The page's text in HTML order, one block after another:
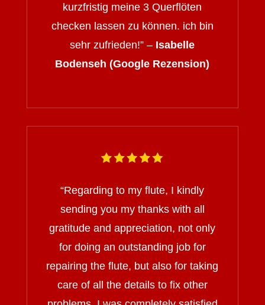
kurzfristig meine 3 Querflöten
checken lassen zu können. ich bin
sehr zufrieden!” – Isabelle
Bodenseh (Google Rezension)
“Regarding to my flute, I kindly
sending you my thanks with all
gratitude and appreciation, not only
for doing an outstanding job for
repairing the flute, but also for taking
care of all the details to fix other